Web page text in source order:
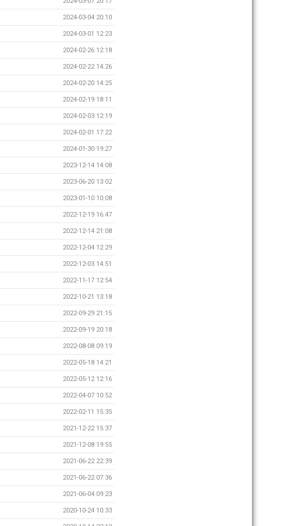
2024-03-04 20:10
2024-03-01 12:23
2024-02-26 12:18
2024-02-22 14:26
2024-02-20 14:25
2024-02-19 18:11
2024-02-03 12:19
2024-02-01 17:22
2024-01-30 19:27
2023-12-14 14:08
2023-06-20 13:02
2023-01-10 10:08
2022-12-19 16:47
2022-12-14 21:08
2022-12-04 12:29
2022-12-03 14:51
2022-11-17 12:54
2022-10-21 13:18
2022-09-29 21:15
2022-09-19 20:18
2022-08-08 09:19
2022-05-18 14:21
2022-05-12 12:16
2022-04-07 10:52
2022-02-11 15:35
2021-12-22 15:37
2021-12-08 19:55
2021-06-22 22:39
2021-06-22 07:36
2021-06-04 09:23
2020-10-24 10:33